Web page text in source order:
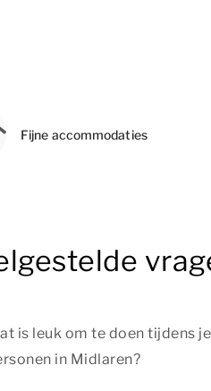
Fijne accommodaties
is leuk om te doen tijdens
in Midlaren?